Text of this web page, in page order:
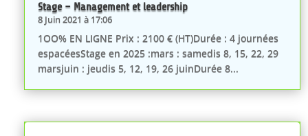
Stage – Management et leadership
8 Juin 2021 à 17:06
1OO% EN LIGNE Prix : 2100 € (HT)Durée : 4 journées
espacéesStage en 2025 :mars : samedis 8, 15, 22, 29
marsjuin : jeudis 5, 12, 19, 26 juinDurée 8...